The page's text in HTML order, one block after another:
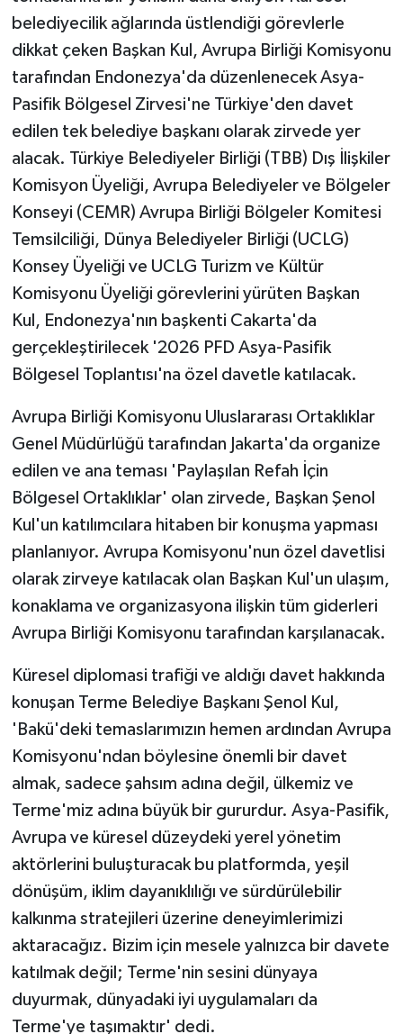
belediyecilik ağlarında üstlendiği görevlerle
dikkat çeken Başkan Kul, Avrupa Birliği Komisyonu
tarafından Endonezya'da düzenlenecek Asya-
Pasifik Bölgesel Zirvesi'ne Türkiye'den davet
edilen tek belediye başkanı olarak zirvede yer
alacak. Türkiye Belediyeler Birliği (TBB) Dış İlişkiler
Komisyon Üyeliği, Avrupa Belediyeler ve Bölgeler
Konseyi (CEMR) Avrupa Birliği Bölgeler Komitesi
Temsilciliği, Dünya Belediyeler Birliği (UCLG)
Konsey Üyeliği ve UCLG Turizm ve Kültür
Komisyonu Üyeliği görevlerini yürüten Başkan
Kul, Endonezya'nın başkenti Cakarta'da
gerçekleştirilecek '2026 PFD Asya-Pasifik
Bölgesel Toplantısı'na özel davetle katılacak.
Avrupa Birliği Komisyonu Uluslararası Ortaklıklar
Genel Müdürlüğü tarafından Jakarta'da organize
edilen ve ana teması 'Paylaşılan Refah İçin
Bölgesel Ortaklıklar' olan zirvede, Başkan Şenol
Kul'un katılımcılara hitaben bir konuşma yapması
planlanıyor. Avrupa Komisyonu'nun özel davetlisi
olarak zirveye katılacak olan Başkan Kul'un ulaşım,
konaklama ve organizasyona ilişkin tüm giderleri
Avrupa Birliği Komisyonu tarafından karşılanacak.
Küresel diplomasi trafiği ve aldığı davet hakkında
konuşan Terme Belediye Başkanı Şenol Kul,
'Bakü'deki temaslarımızın hemen ardından Avrupa
Komisyonu'ndan böylesine önemli bir davet
almak, sadece şahsım adına değil, ülkemiz ve
Terme'miz adına büyük bir gururdur. Asya-Pasifik,
Avrupa ve küresel düzeydeki yerel yönetim
aktörlerini buluşturacak bu platformda, yeşil
dönüşüm, iklim dayanıklılığı ve sürdürülebilir
kalkınma stratejileri üzerine deneyimlerimizi
aktaracağız. Bizim için mesele yalnızca bir davete
katılmak değil; Terme'nin sesini dünyaya
duyurmak, dünyadaki iyi uygulamaları da
Terme'ye taşımaktır' dedi.
Jandarma
KÜLTÜR SANAT
MAGAZİN
POLİTİKA
Sağlık
SİYASET
SPOR HABERLERİ
TEKNOLOJİ
Turizm
ÜLKE GÜNDEMİ
YAŞAM
YEREL
Yerel Haberler